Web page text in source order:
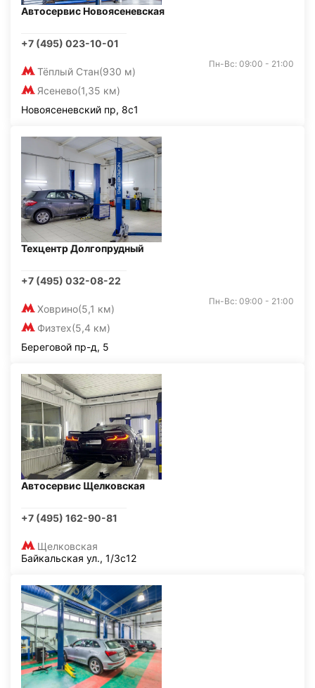
Автосервис Новоясеневская
+7 (495) 023-10-01
Тёплый Стан(930 м)
Ясенево(1,35 км)
Пн-Вс: 09:00 - 21:00
Новоясеневский пр, 8с1
Техцентр Долгопрудный
+7 (495) 032-08-22
Ховрино(5,1 км)
Физтех(5,4 км)
Пн-Вс: 09:00 - 21:00
Береговой пр-д, 5
Автосервис Щелковская
+7 (495) 162-90-81
Щелковская
Байкальская ул., 1/3с12